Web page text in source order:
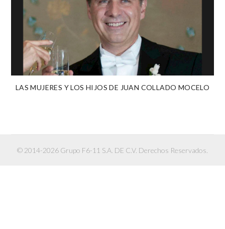
LAS MUJERES Y LOS HIJOS DE JUAN COLLADO MOCELO
© 2014-2026 Grupo F6-11 S.A. DE C.V. Derechos Reservados.